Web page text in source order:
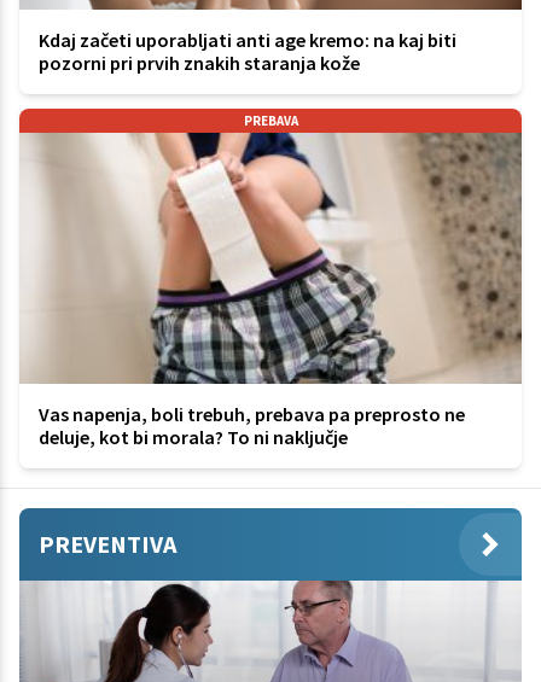
Kdaj začeti uporabljati anti age kremo: na kaj biti
pozorni pri prvih znakih staranja kože
PREBAVA
Vas napenja, boli trebuh, prebava pa preprosto ne
deluje, kot bi morala? To ni naključje
PREVENTIVA